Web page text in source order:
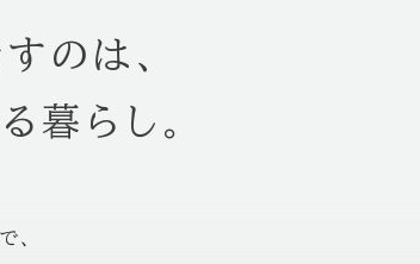
のは、
暮らし。
、